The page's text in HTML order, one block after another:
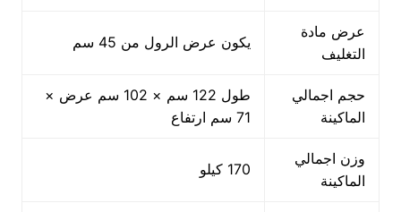
عرض مادة
التغليف
يكون عرض الرول من 45 سم
حجم اجمالي
الماكينة
طول 122 سم × 102 سم عرض ×
71 سم ارتفاع
وزن اجمالي
الماكينة
170 كيلو